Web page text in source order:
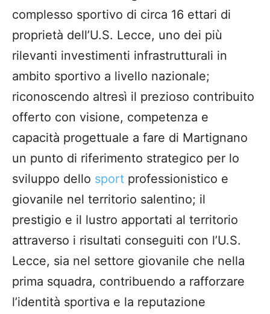
complesso sportivo di circa 16 ettari di
proprietà dell’U.S. Lecce, uno dei più
rilevanti investimenti infrastrutturali in
ambito sportivo a livello nazionale;
riconoscendo altresì il prezioso contribuito
offerto con visione, competenza e
capacità progettuale a fare di Martignano
un punto di riferimento strategico per lo
sviluppo dello sport professionistico e
giovanile nel territorio salentino; il
prestigio e il lustro apportati al territorio
attraverso i risultati conseguiti con l’U.S.
Lecce, sia nel settore giovanile che nella
prima squadra, contribuendo a rafforzare
l’identità sportiva e la reputazione